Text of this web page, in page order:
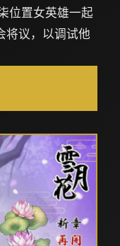
位置女英雄一起
将议，以调试他